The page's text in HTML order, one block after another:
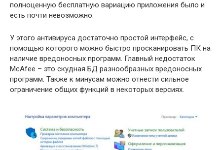
полноценную бесплатную вариацию приложения было и
есть почти невозможно.
У этого антивируса достаточно простой интерфейс, с
помощью которого можно быстро просканировать ПК на
наличие вредоносных программ. Главный недостаток
McAfee – это скудная БД разнообразных вредоносных
программ. Также к минусам можно отнести сильное
ограничение общих функций в некоторых версиях.